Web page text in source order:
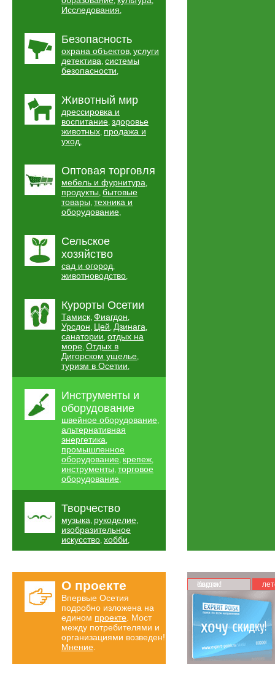
Исследования,
Безопасность
охрана объектов, услуги
детектива, системы
безопасности,
Животный мир
дрессировка и
воспитание, здоровье
животных, продажа и
уход,
Оптовая торговля
мебель и фурнитура,
продукты, бытовые
товары, техника и
оборудование,
Сельское
хозяйство
сад и огород,
животноводство,
Курорты Осетии
Тамиск, Фиагдон,
Урсдон, Цей, Дзинага,
санатории, отдых на
море, Отдых в
Дигорском ущелье,
туризм в Осетии,
Инструменты и
оборудование
швейное оборудование,
альтернативная
энергетика,
промышленное
оборудование, крепеж,
инструменты, торговое
оборудование,
Творчество
музыка, рукоделие,
изобразительное
искусство, хобби,
О проекте
Впервые Осетия
подробно изложена на
едином проекте . Мост
между потребителями и
организациями возведен!
Мнение
Карта скидок!